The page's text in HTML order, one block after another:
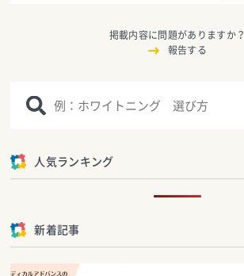
掲載内容に問題がありますか？
報告する
人気ランキング
新着記事